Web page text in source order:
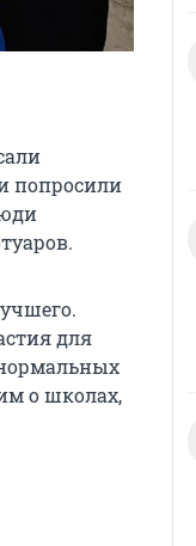
попросили
для
о школах,